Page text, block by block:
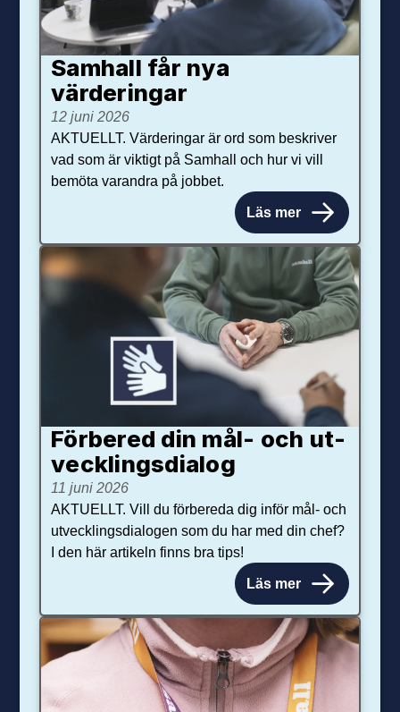
Samhall får nya
värdering­ar
12 juni 2026
AKTUELLT. Värderingar är ord som beskriver
vad som är viktigt på Samhall och hur vi vill
bemöta varandra på jobbet.
Läs mer
Förbered din mål- och ut­
veck­lings­dialog
11 juni 2026
AKTUELLT. Vill du förbereda dig inför mål- och
utvecklingsdialogen som du har med din chef?
I den här artikeln finns bra tips!
Läs mer